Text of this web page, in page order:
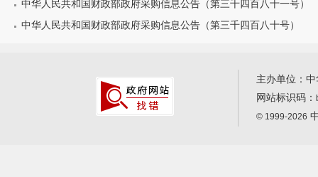
中华人民共和国财政部政府采购信息公告（第三千四百八十一号）
中华人民共和国财政部政府采购信息公告（第三千四百八十号）
主办单位：
网站标识码：
© 1999-2026